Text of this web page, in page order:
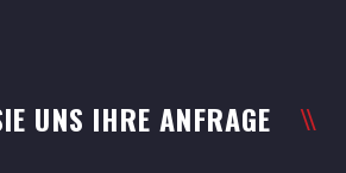
UNS IHRE ANFRAGE